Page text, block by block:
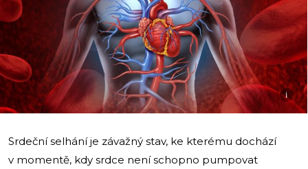
i
Srdeční selhání je závažný stav, ke kterému dochází
v momentě, kdy srdce není schopno pumpovat